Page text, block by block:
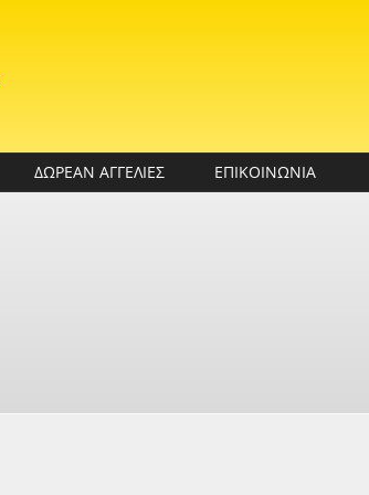
ΔΩΡΕΑΝ ΑΓΓΕΛΙΕΣ ΕΠΙΚΟΙΝΩΝΙΑ